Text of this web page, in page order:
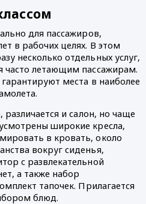
для пассажиров,
в рабочих целях. В этом
несколько отдельных услуг,
гарантируют места в наиболее
различается и салон, но чаще
широкие кресла,
в кровать, около
вокруг сиденья,
с развлекательной
а также набор
тапочек. Прилагается
блюд.